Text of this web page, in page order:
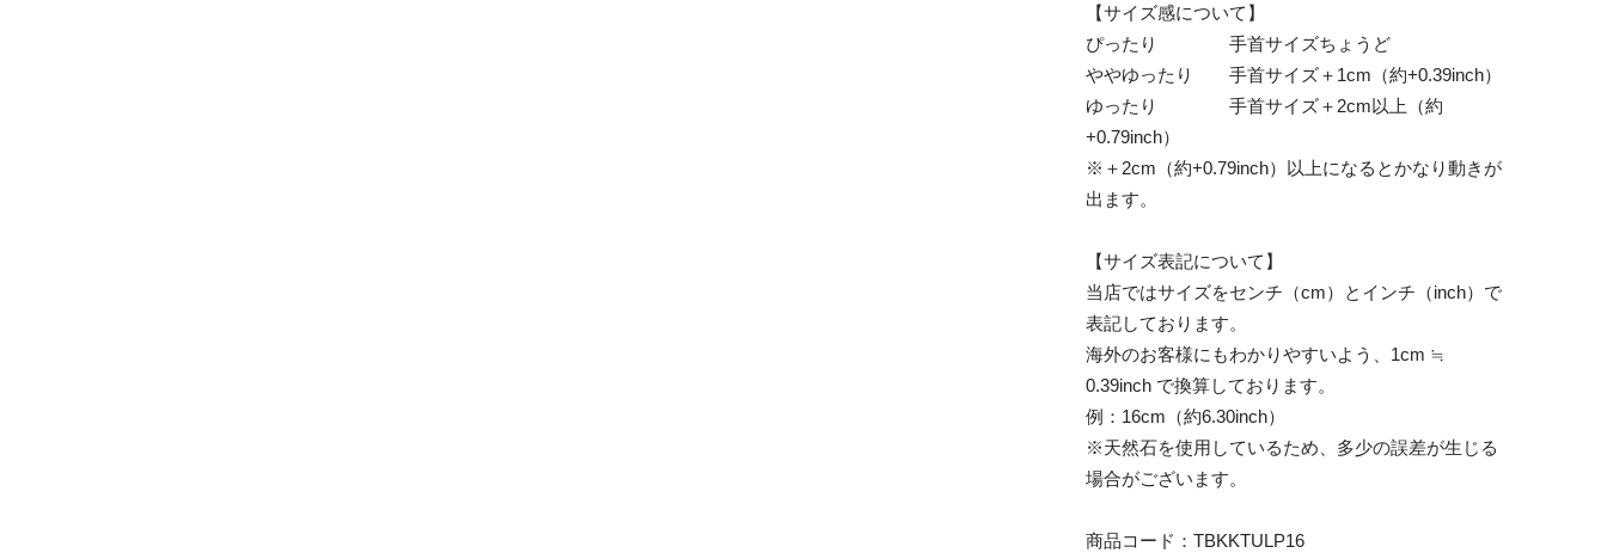
【サイズ感について】
ぴったり 手首サイズちょうど
ややゆったり 手首サイズ＋1cm（約+0.39inch）
ゆったり 手首サイズ＋2cm以上（約
+0.79inch）
※＋2cm（約+0.79inch）以上になるとかなり動きが
出ます。
【サイズ表記について】
当店ではサイズをセンチ（cm）とインチ（inch）で
表記しております。
海外のお客様にもわかりやすいよう、1cm ≒
0.39inch で換算しております。
例：16cm（約6.30inch）
※天然石を使用しているため、多少の誤差が生じる
場合がございます。
商品コード：TBKKTULP16